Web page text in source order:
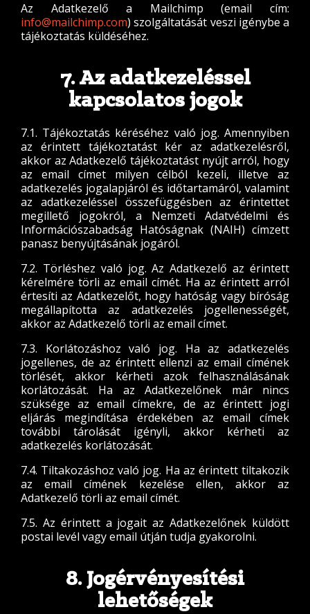
Az Adatkezelő a Mailchimp (email cím:
info@mailchimp.com) szolgáltatását veszi igénybe a
tájékoztatás küldéséhez.
7. Az adatkezeléssel
kapcsolatos jogok
7.1. Tájékoztatás kéréséhez való jog. Amennyiben
az érintett tájékoztatást kér az adatkezelésről,
akkor az Adatkezelő tájékoztatást nyújt arról, hogy
az email címet milyen célból kezeli, illetve az
adatkezelés jogalapjáról és időtartamáról, valamint
az adatkezeléssel összefüggésben az érintettet
megillető jogokról, a Nemzeti Adatvédelmi és
Információszabadság Hatóságnak (NAIH) címzett
panasz benyújtásának jogáról.
7.2. Törléshez való jog. Az Adatkezelő az érintett
kérelmére törli az email címét. Ha az érintett arról
értesíti az Adatkezelőt, hogy hatóság vagy bíróság
megállapította az adatkezelés jogellenességét,
akkor az Adatkezelő törli az email címet.
7.3. Korlátozáshoz való jog. Ha az adatkezelés
jogellenes, de az érintett ellenzi az email címének
törlését, akkor kérheti azok felhasználásának
korlátozását. Ha az Adatkezelőnek már nincs
szüksége az email címekre, de az érintett jogi
eljárás megindítása érdekében az email címek
további tárolását igényli, akkor kérheti az
adatkezelés korlátozását.
7.4. Tiltakozáshoz való jog. Ha az érintett tiltakozik
az email címének kezelése ellen, akkor az
Adatkezelő törli az email címét.
7.5. Az érintett a jogait az Adatkezelőnek küldött
postai levél vagy email útján tudja gyakorolni.
8. Jogérvényesítési
lehetőségek